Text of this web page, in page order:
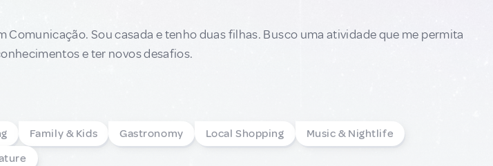
Comunicação. Sou casada e tenho duas filhas. Busco uma atividade que me permita
e ter novos desafios.
Family & Kids Gastronomy Local Shopping
Music & Nightlife